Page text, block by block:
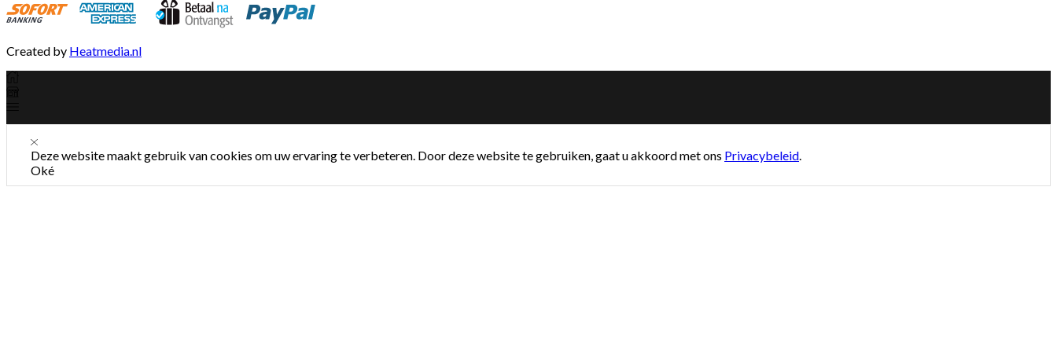
Created by Heatmedia.nl
Deze website maakt gebruik van cookies om uw ervaring te verbeteren. Door deze website te gebruiken, gaat u akkoord met ons Privacybeleid.
Oké